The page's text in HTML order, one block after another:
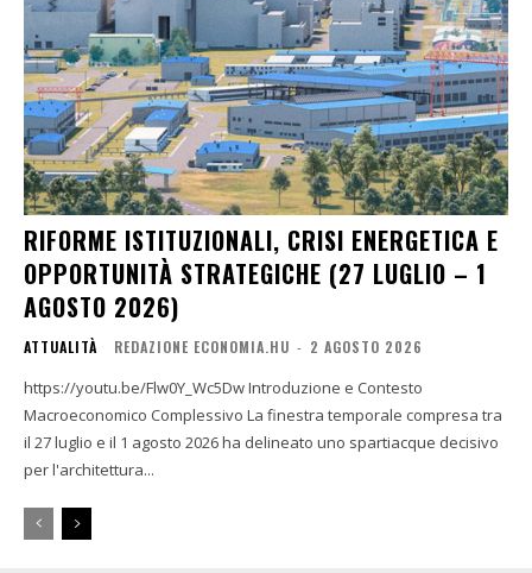
RIFORME ISTITUZIONALI, CRISI ENERGETICA E
OPPORTUNITÀ STRATEGICHE (27 LUGLIO – 1
AGOSTO 2026)
ATTUALITÀ REDAZIONE ECONOMIA.HU - 2 AGOSTO 2026
https://youtu.be/Flw0Y_Wc5Dw Introduzione e Contesto
Macroeconomico Complessivo La finestra temporale compresa tra
il 27 luglio e il 1 agosto 2026 ha delineato uno spartiacque decisivo
per l'architettura...